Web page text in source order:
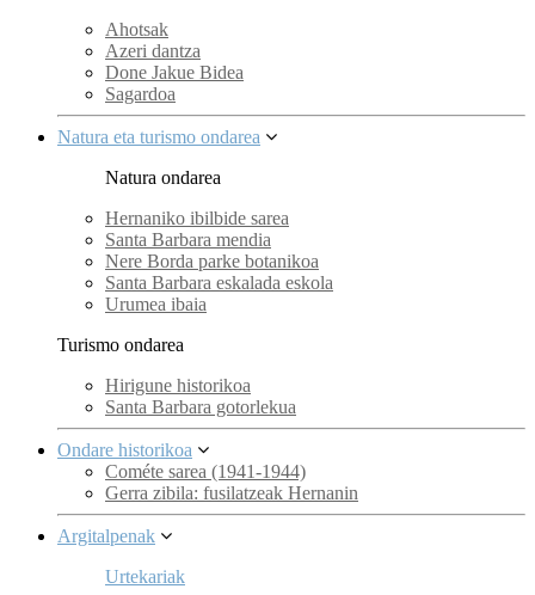
Ahotsak
Azeri dantza
Done Jakue Bidea
Sagardoa
Natura eta turismo ondarea
Natura ondarea
Hernaniko ibilbide sarea
Santa Barbara mendia
Nere Borda parke botanikoa
Santa Barbara eskalada eskola
Urumea ibaia
Turismo ondarea
Hirigune historikoa
Santa Barbara gotorlekua
Ondare historikoa
Cométe sarea (1941-1944)
Gerra zibila: fusilatzeak Hernanin
Argitalpenak
Urtekariak